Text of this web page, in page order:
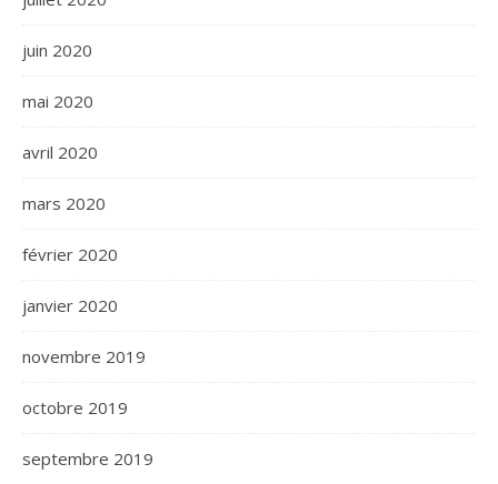
juin 2020
mai 2020
avril 2020
mars 2020
février 2020
janvier 2020
novembre 2019
octobre 2019
septembre 2019